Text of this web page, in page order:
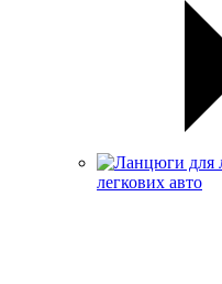
легкових авто